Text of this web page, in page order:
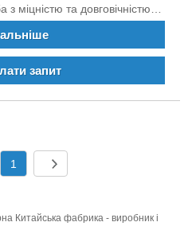
міцністю та довговічністю
так і для
стійкість до атмосферних
архітектурних та
запит
1
Китайська фабрика - виробник і